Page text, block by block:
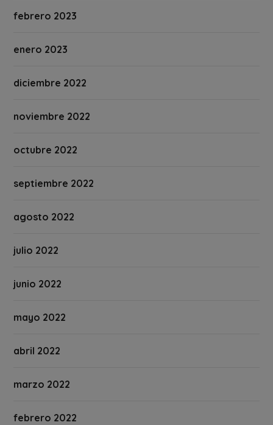
febrero 2023
enero 2023
diciembre 2022
noviembre 2022
octubre 2022
septiembre 2022
agosto 2022
julio 2022
junio 2022
mayo 2022
abril 2022
marzo 2022
febrero 2022